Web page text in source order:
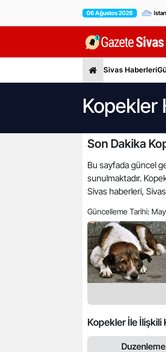
06 Ağustos 2026
Sivas Haberleri
Kopekler
Son Dakika
Bu sayfada güncel
sunulmaktadır.
Sivas haberleri,
Güncelleme Tarihi:
Kopekler İle İlişkili
Duzenleme